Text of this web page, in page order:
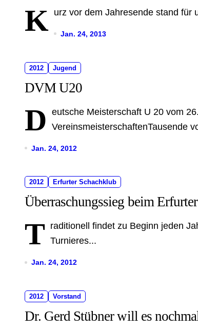
K urz vor dem Jahresende stand für
Jan. 24, 2013
2012 Jugend
DVM U20
D eutsche Meisterschaft U 20 vom
VereinsmeisterschaftenTausende
Jan. 24, 2012
2012 Erfurter Schachklub
Überraschungssieg beim
T raditionell findet zu Beginn jeden
Turnieres...
Jan. 24, 2012
2012 Vorstand
Dr. Gerd Stübner will es